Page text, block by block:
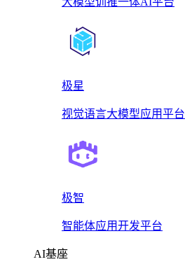
极星
视觉语言大模型应用平台
极智
智能体应用开发平台
AI基座